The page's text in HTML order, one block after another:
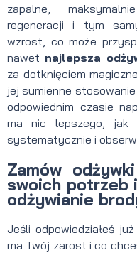
zapalne,
regeneracji i tym
wzrost, co może
nawet najlepsza
za dotknięciem
jej sumienne
odpowiednim czasie
ma nic lepszego, jak
systematycznie i
Zamów
swoich potrzeb
odżywianie
Jeśli odpowiedziałeś
ma Twój zarost i co